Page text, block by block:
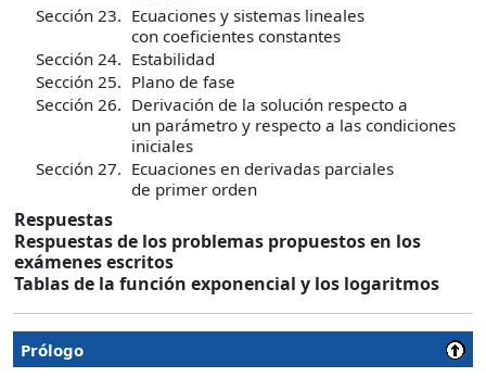
Sección 23. Ecuaciones y sistemas lineales
con coeficientes constantes
Sección 24. Estabilidad
Sección 25. Plano de fase
Sección 26. Derivación de la solución respecto a
un parámetro y respecto a las condiciones
iniciales
Sección 27. Ecuaciones en derivadas parciales
de primer orden
Respuestas
Respuestas de los problemas propuestos en los
exámenes escritos
Tablas de la función exponencial y los logaritmos
Prólogo